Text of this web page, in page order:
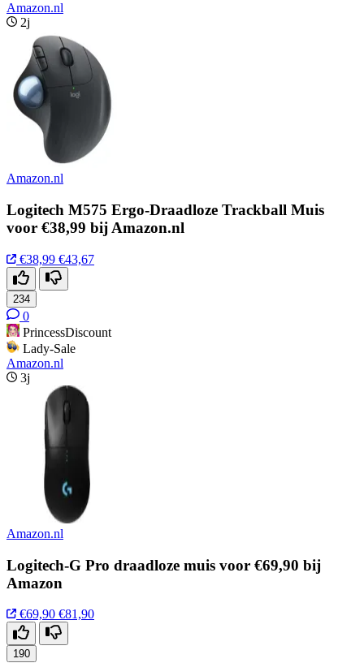
Amazon.nl
2j
Amazon.nl
Logitech M575 Ergo-Draadloze Trackball Muis
voor €38,99 bij Amazon.nl
€38,99 €43,67
234
0
PrincessDiscount
Lady-Sale
Amazon.nl
3j
Amazon.nl
Logitech-G Pro draadloze muis voor €69,90 bij
Amazon
€69,90 €81,90
190